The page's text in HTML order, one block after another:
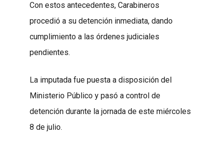
Con estos antecedentes, Carabineros
procedió a su detención inmediata, dando
cumplimiento a las órdenes judiciales
pendientes.
La imputada fue puesta a disposición del
Ministerio Público y pasó a control de
detención durante la jornada de este miércoles
8 de julio.